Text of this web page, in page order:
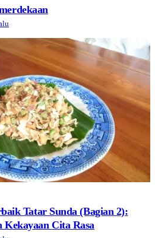
Tatar Sunda (Bagian 2):
Kekayaan Cita Rasa